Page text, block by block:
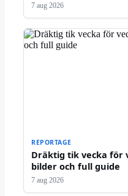
7 aug 2026
REPORTAGE
Dräktig tik vecka för
bilder och full guide
7 aug 2026